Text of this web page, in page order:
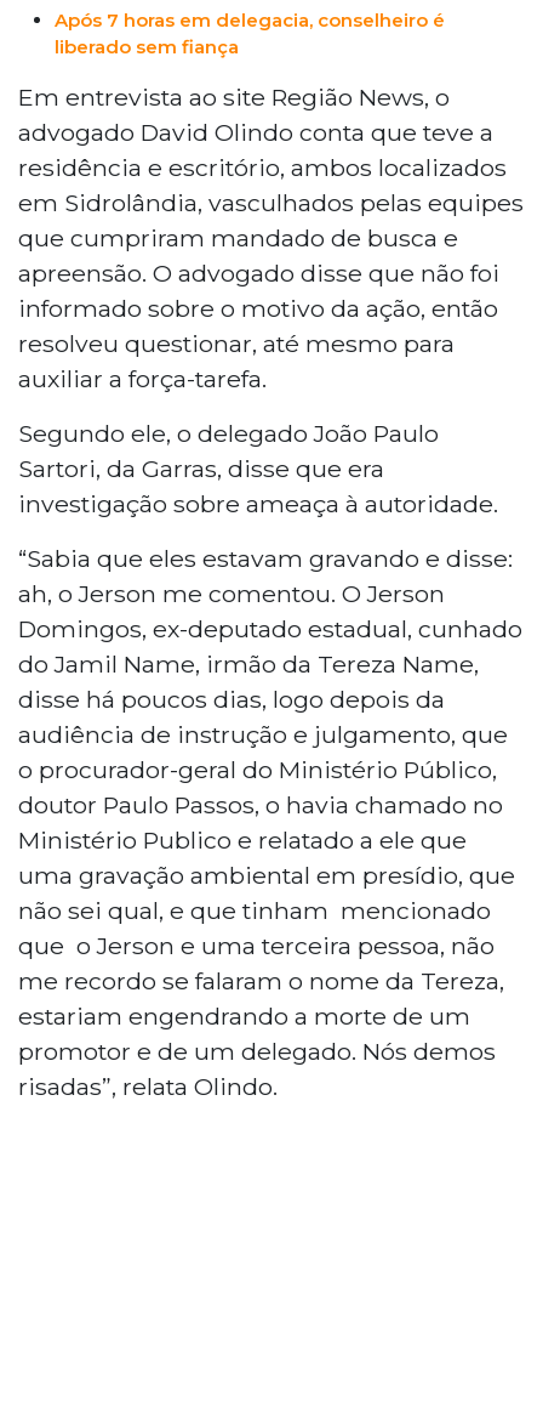
Após 7 horas em delegacia, conselheiro é
liberado sem fiança
Em entrevista ao site Região News, o
advogado David Olindo conta que teve a
residência e escritório, ambos localizados
em Sidrolândia, vasculhados pelas equipes
que cumpriram mandado de busca e
apreensão. O advogado disse que não foi
informado sobre o motivo da ação, então
resolveu questionar, até mesmo para
auxiliar a força-tarefa.
Segundo ele, o delegado João Paulo
Sartori, da Garras, disse que era
investigação sobre ameaça à autoridade.
“Sabia que eles estavam gravando e disse:
ah, o Jerson me comentou. O Jerson
Domingos, ex-deputado estadual, cunhado
do Jamil Name, irmão da Tereza Name,
disse há poucos dias, logo depois da
audiência de instrução e julgamento, que
o procurador-geral do Ministério Público,
doutor Paulo Passos, o havia chamado no
Ministério Publico e relatado a ele que
uma gravação ambiental em presídio, que
não sei qual, e que tinham mencionado
que o Jerson e uma terceira pessoa, não
me recordo se falaram o nome da Tereza,
estariam engendrando a morte de um
promotor e de um delegado. Nós demos
risadas”, relata Olindo.